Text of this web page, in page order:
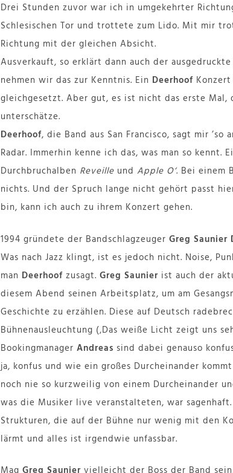
Drei Stunden zuvor war ich in umgekehrter
Schlesischen Tor und trottete zum Lido. Mit mir
Richtung mit der gleichen Absicht.
Ausverkauft, so erklärt dann auch der
nehmen wir das zur Kenntnis. Ein Deerhoof
gleichgesetzt. Aber gut, es ist nicht das erste Mal,
unterschätze.
Deerhoof, die Band aus San Francisco, sagt mir ’so
Radar. Immerhin kenne ich das, was man so kennt.
Durchbruchalben Reveille und Apple O‘. Bei einem
nichts. Und der Spruch lange nicht gehört passt
bin, kann ich auch zu ihrem Konzert gehen.
1994 gründete der Bandschlagzeuger Greg Saunier
Was nach Jazz klingt, ist es jedoch nicht. Noise,
man Deerhoof zusagt. Greg Saunier ist auch der
diesem Abend seinen Arbeitsplatz, um am
Geschichte zu erzählen. Diese auf Deutsch
Bühnenausleuchtung (‚Das weiße Licht zeigt uns
Bookingmanager Andreas sind dabei genauso
ja, konfus und wie ein großes Durcheinander
noch nie so kurzweilig von einem Durcheinander
was die Musiker live veranstalteten, war sagenhaft.
Strukturen, die auf der Bühne nur wenig mit den
lärmt und alles ist irgendwie unfassbar.